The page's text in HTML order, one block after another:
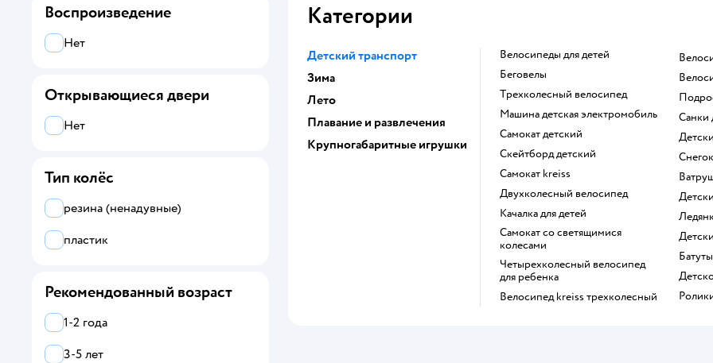
Категории
Детский транспорт
Зима
Лето
Плавание и развлечения
Крупногабаритные игрушки
Велосипеды для детей
Беговелы
Трехколесный велосипед
Машина детская электромобиль
Самокат детский
Скейтборд детский
Самокат kreiss
Двухколесный велосипед
Качалка для детей
Самокат со светящимися
колесами
Четырехколесный велосипед
для ребенка
Велосипед kreiss трехколесный
Воспроизведение
Нет
Открывающиеся двери
Нет
Тип колёс
резина (ненадувные)
пластик
Рекомендованный возраст
1-2 года
3-5 лет